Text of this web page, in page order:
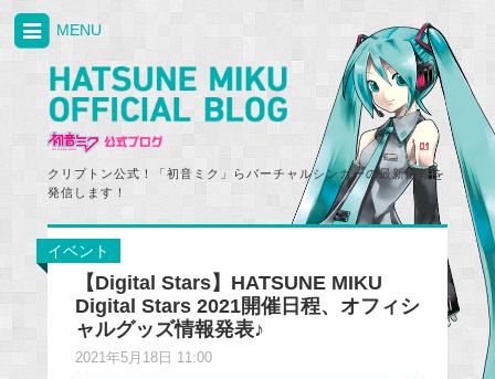
クリプトン公式！「初音ミク」らバーチャルシンガーの最新情報を
発信します！
MENU
イベント
【Digital Stars】HATSUNE MIKU
Digital Stars 2021開催日程、オフィシ
ャルグッズ情報発表♪
2021年5月18日 11:00